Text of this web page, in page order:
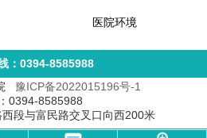
医院环境
：0394-8585988
豫ICP备2022015196号-1
0394-8585988
段与富民路交叉口向西200米